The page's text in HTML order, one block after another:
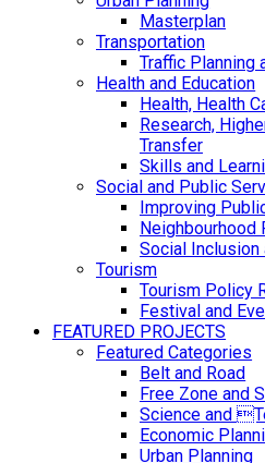
Masterplan
Transportation
Traffic Planning
Health and Education
Health, Health
Research,
Transfer
Skills and
Social and Public
Improving
Neighbourhood
Social Inclusion
Tourism
Tourism Policy
Festival and
FEATURED PROJECTS
Featured Categories
Belt and Road
Free Zone and
Science and
Economic
Urban Planning